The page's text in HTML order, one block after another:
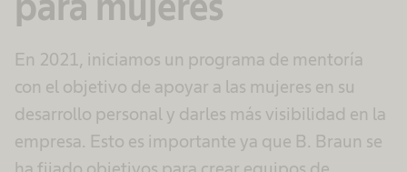
En 2021, iniciamos un programa de mentoría
con el objetivo de apoyar a las mujeres en su
desarrollo personal y darles más visibilidad en la
empresa. Esto es importante ya que B. Braun se